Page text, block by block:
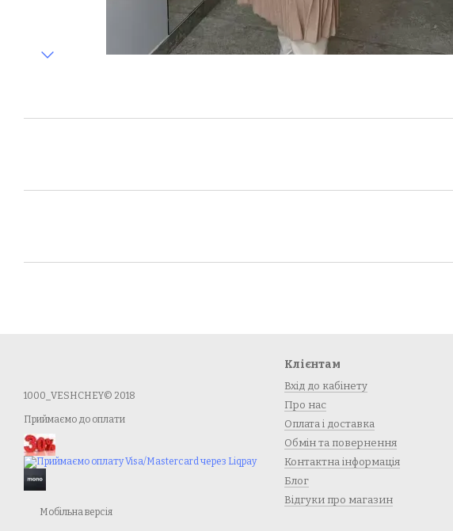
1000_VESHCHEY© 2018
Приймаємо до оплати
Мобільна версія
Клієнтам
Вхід до кабінету
Про нас
Оплата і доставка
Обмін та повернення
Контактна інформація
Блог
Відгуки про магазин